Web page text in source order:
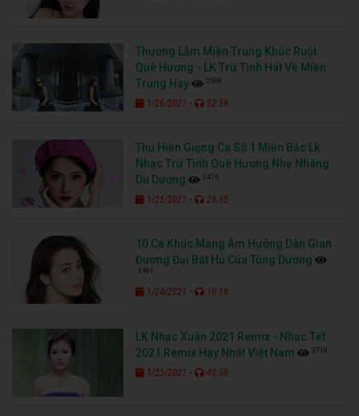
Thương Lắm Miền Trung Khúc Ruột
Quê Hương - LK Trữ Tình Hát Về Miền
Trung Hay
3388
1/26/2021 - 52:39
Thu Hiền Giọng Ca Số 1 Miền Bắc Lk
Nhạc Trữ Tình Quê Hương Nhẹ Nhàng
Du Dương
3476
1/25/2021 - 28:55
10 Ca Khúc Mang Âm Hưởng Dân Gian
Đương Đại Bất Hủ Của Tùng Dương
3491
1/24/2021 - 10:18
LK Nhạc Xuân 2021 Remix - Nhạc Tết
2021 Remix Hay Nhất Việt Nam
3718
1/23/2021 - 40:00